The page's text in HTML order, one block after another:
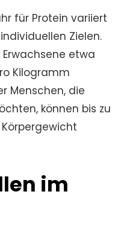
für Protein variiert
Zielen.
etwa
Kilogramm
Menschen, die
können bis zu
im